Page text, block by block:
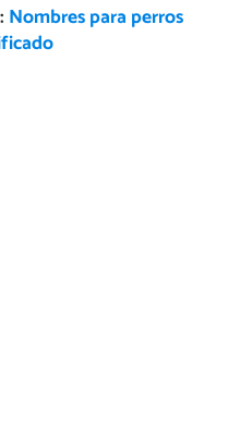
Nombres para perros